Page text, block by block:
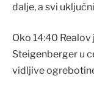
dalje, a svi
Oko 14:40
Steigenberger u
vidljive